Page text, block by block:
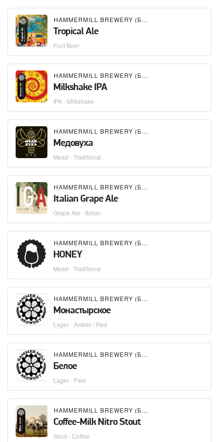
HAMMERMILL BREWERY (БУТЛЕГЕР)
Tropical Ale
Fruit Beer
HAMMERMILL BREWERY (БУТЛЕГЕР)
Milkshake IPA
IPA - Milkshake
HAMMERMILL BREWERY (БУТЛЕГЕР)
Медовуха
Mead - Traditional
HAMMERMILL BREWERY (БУТЛЕГЕР)
Italian Grape Ale
Grape Ale - Italian
HAMMERMILL BREWERY (БУТЛЕГЕР)
HONEY
Mead - Traditional
HAMMERMILL BREWERY (БУТЛЕГЕР)
Монастырское
Lager - Amber / Red
HAMMERMILL BREWERY (БУТЛЕГЕР)
Белое
Lager - Pale
HAMMERMILL BREWERY (БУТЛЕГЕР)
Coffee-Milk Nitro Stout
Stout - Coffee